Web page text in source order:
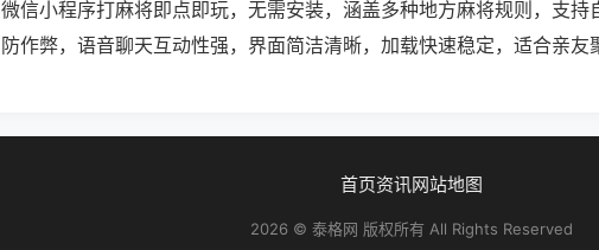
微信小程序打麻将即点即玩，无需安装，涵盖多种地方麻将规则，支持
防作弊，语音聊天互动性强，界面简洁清晰，加载快速稳定，适合亲友
首页资讯网站地图
2026 © 泰格网 版权所有 All Rights Reserved